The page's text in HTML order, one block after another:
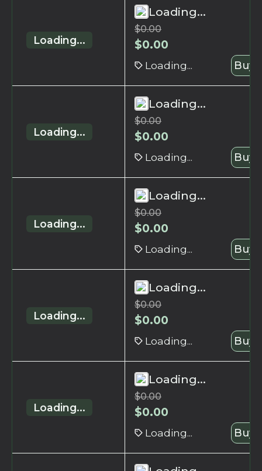
Loading...
Loading...
$0.00
$0.00
Loading... Buy
Loading...
Loading...
$0.00
$0.00
Loading... Buy
Loading...
Loading...
$0.00
$0.00
Loading... Buy
Loading...
Loading...
$0.00
$0.00
Loading... Buy
Loading...
Loading...
$0.00
$0.00
Loading... Buy